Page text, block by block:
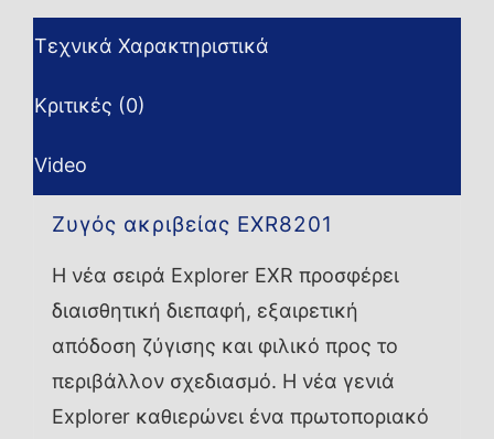
Τεχνικά Χαρακτηριστικά
Κριτικές (0)
Video
Ζυγός ακριβείας EXR8201
Η νέα σειρά Explorer EXR προσφέρει
διαισθητική διεπαφή, εξαιρετική
απόδοση ζύγισης και φιλικό προς το
περιβάλλον σχεδιασμό. Η νέα γενιά
Explorer καθιερώνει ένα πρωτοποριακό